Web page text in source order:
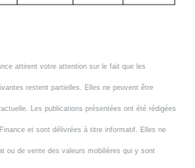
attirent votre attention sur le fait que les
restent partielles. Elles ne peuvent être
Les publications présentées ont été rédigées
et sont délivrées à titre informatif. Elles ne
ou de vente des valeurs mobilières qui y sont